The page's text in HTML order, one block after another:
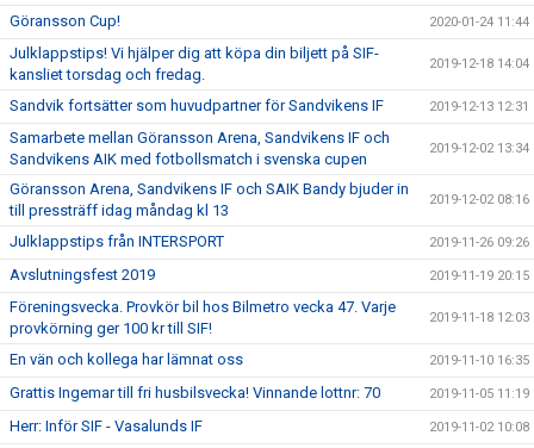
Göransson Cup! 2020-01-24 11:44
Julklappstips! Vi hjälper dig att köpa din biljett på SIF-
kansliet torsdag och fredag.
2019-12-18 14:04
Sandvik fortsätter som huvudpartner för Sandvikens IF 2019-12-13 12:31
Samarbete mellan Göransson Arena, Sandvikens IF och
Sandvikens AIK med fotbollsmatch i svenska cupen
2019-12-02 13:34
Göransson Arena, Sandvikens IF och SAIK Bandy bjuder in
till pressträff idag måndag kl 13
2019-12-02 08:16
Julklappstips från INTERSPORT 2019-11-26 09:26
Avslutningsfest 2019 2019-11-19 20:15
Föreningsvecka. Provkör bil hos Bilmetro vecka 47. Varje
provkörning ger 100 kr till SIF!
2019-11-18 12:03
En vän och kollega har lämnat oss 2019-11-10 16:35
Grattis Ingemar till fri husbilsvecka! Vinnande lottnr: 70 2019-11-05 11:19
Herr: Inför SIF - Vasalunds IF 2019-11-02 10:08